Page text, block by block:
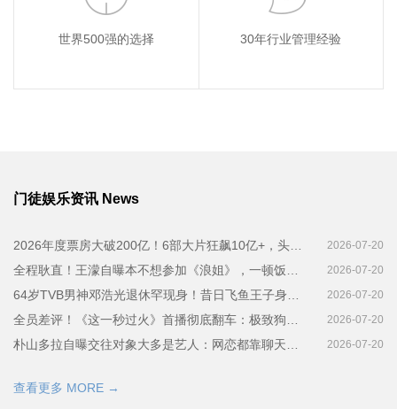
世界500强的选择 30年行业管理经验
门徒娱乐资讯 News
2026-07-20
2026-07-20
2026-07-20
2026-07-20
2026-07-20
查看更多 MORE →